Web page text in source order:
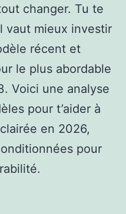
changer. Tu te
vaut mieux investir
récent et
le plus abordable
Voici une analyse
pour t’aider à
en 2026,
pour